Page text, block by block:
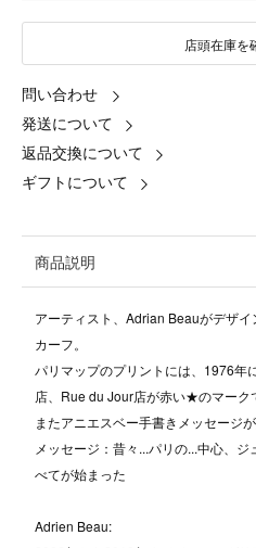
店頭在庫を
問い合わせ
発送について
返品交換について
ギフトについて
商品説明
アーティスト、Adrian Beauがデザ
カーフ。
パリマップのプリントには、1976年
店、Rue du Jour店が赤い★のマーク
またアニエスベー手書きメッセージが
メッセージ：昔々...パリの...中心、
べてが始まった
Adrien Beau: